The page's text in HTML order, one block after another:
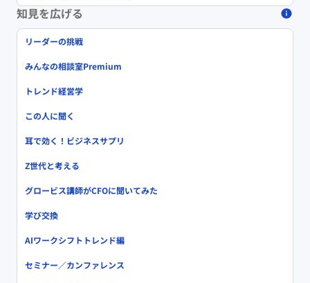
知見を広げる
リーダーの挑戦
みんなの相談室Premium
トレンド経営学
この人に聞く
耳で効く！ビジネスサプリ
Z世代と考える
グロービス講師がCFOに聞いてみた
学び交換
AIワークシフトトレンド編
セミナー／カンファレンス